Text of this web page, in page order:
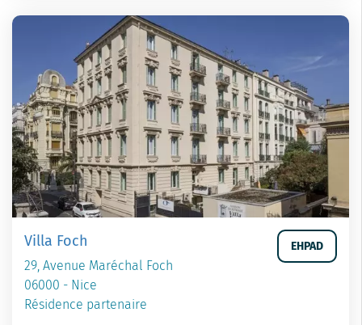
Villa Foch
29, Avenue Maréchal Foch
06000 - Nice
Résidence partenaire
EHPAD